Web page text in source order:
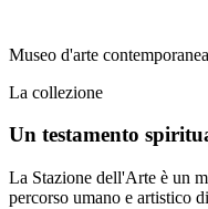
Museo d'arte
La collezione
Un testamento
La Stazione dell'Arte è un
percorso umano e artistico